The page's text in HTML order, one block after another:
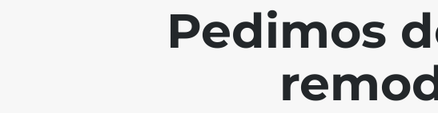
Pedimos